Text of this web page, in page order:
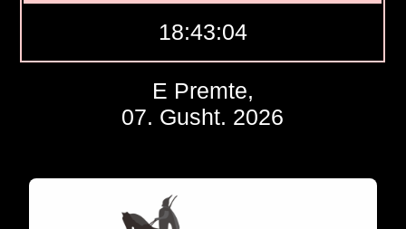
18:43:05
E Premte,
07. Gusht. 2026